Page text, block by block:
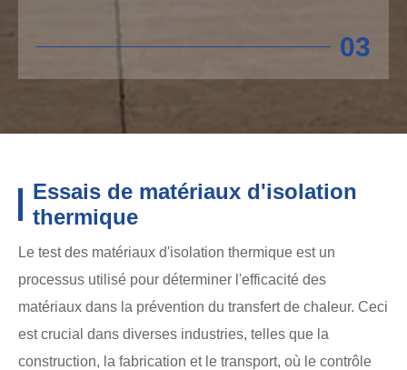
03
Essais de matériaux d'isolation
thermique
Le test des matériaux d'isolation thermique est un
processus utilisé pour déterminer l'efficacité des
matériaux dans la prévention du transfert de chaleur. Ceci
est crucial dans diverses industries, telles que la
construction, la fabrication et le transport, où le contrôle